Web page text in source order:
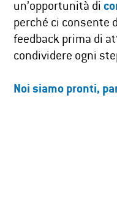
un’opportunità di
perché ci consente
feedback prima di
condividere ogni
Noi siamo pronti,